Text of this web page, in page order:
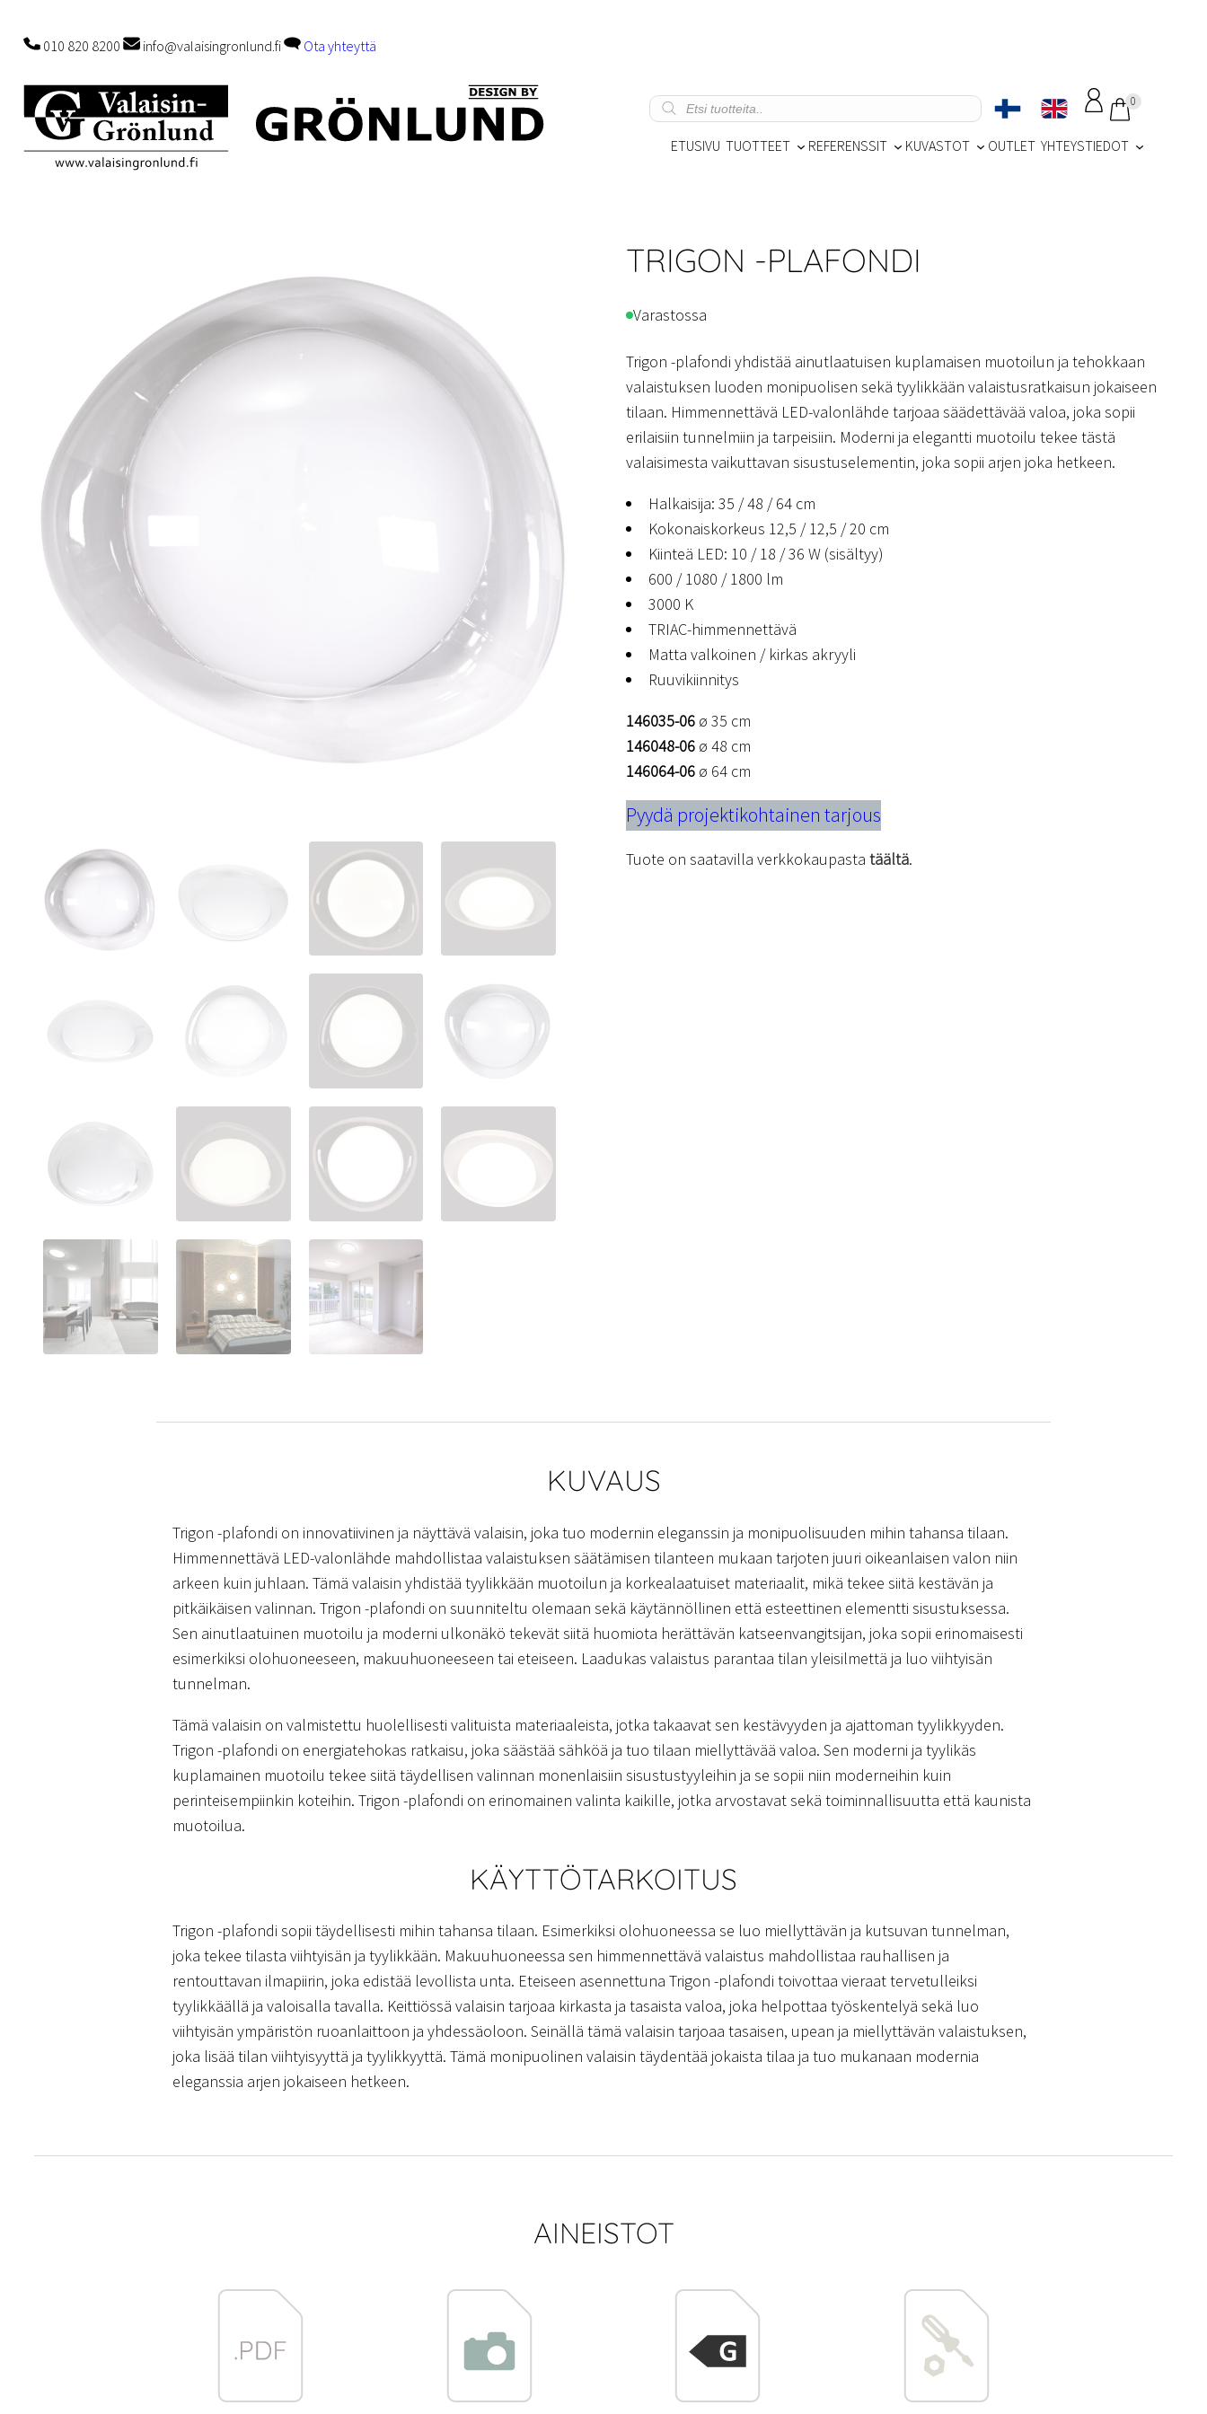
010 820 8200 info@valaisingronlund.fi Ota yhteyttä
Products
search
0
ETUSIVU TUOTTEET REFERENSSIT KUVASTOT OUTLET YHTEYSTIEDOT
TRIGON -PLAFONDI
Varastossa
Trigon -plafondi yhdistää ainutlaatuisen kuplamaisen muotoilun ja tehokkaan
valaistuksen luoden monipuolisen sekä tyylikkään valaistusratkaisun jokaiseen
tilaan. Himmennettävä LED-valonlähde tarjoaa säädettävää valoa, joka sopii
erilaisiin tunnelmiin ja tarpeisiin. Moderni ja elegantti muotoilu tekee tästä
valaisimesta vaikuttavan sisustuselementin, joka sopii arjen joka hetkeen.
Halkaisija: 35 / 48 / 64 cm
Kokonaiskorkeus 12,5 / 12,5 / 20 cm
Kiinteä LED: 10 / 18 / 36 W (sisältyy)
600 / 1080 / 1800 lm
3000 K
TRIAC-himmennettävä
Matta valkoinen / kirkas akryyli
Ruuvikiinnitys
146035-06 ø 35 cm
146048-06 ø 48 cm
146064-06 ø 64 cm
Pyydä projektikohtainen tarjous
Tuote on saatavilla verkkokaupastatäältä.
KUVAUS
Trigon -plafondi on innovatiivinen ja näyttävä valaisin, joka tuo modernin eleganssin ja monipuolisuuden mihin tahansa tilaan.
Himmennettävä LED-valonlähde mahdollistaa valaistuksen säätämisen tilanteen mukaan tarjoten juuri oikeanlaisen valon niin
arkeen kuin juhlaan. Tämä valaisin yhdistää tyylikkään muotoilun ja korkealaatuiset materiaalit, mikä tekee siitä kestävän ja
pitkäikäisen valinnan. Trigon -plafondi on suunniteltu olemaan sekä käytännöllinen että esteettinen elementti sisustuksessa.
Sen ainutlaatuinen muotoilu ja moderni ulkonäkö tekevät siitä huomiota herättävän katseenvangitsijan, joka sopii erinomaisesti
esimerkiksi olohuoneeseen, makuuhuoneeseen tai eteiseen. Laadukas valaistus parantaa tilan yleisilmettä ja luo viihtyisän
tunnelman.
Tämä valaisin on valmistettu huolellisesti valituista materiaaleista, jotka takaavat sen kestävyyden ja ajattoman tyylikkyyden.
Trigon -plafondi on energiatehokas ratkaisu, joka säästää sähköä ja tuo tilaan miellyttävää valoa. Sen moderni ja tyylikäs
kuplamainen muotoilu tekee siitä täydellisen valinnan monenlaisiin sisustustyyleihin ja se sopii niin moderneihin kuin
perinteisempiinkin koteihin. Trigon -plafondi on erinomainen valinta kaikille, jotka arvostavat sekä toiminnallisuutta että kaunista
muotoilua.
KÄYTTÖTARKOITUS
Trigon -plafondi sopii täydellisesti mihin tahansa tilaan. Esimerkiksi olohuoneessa se luo miellyttävän ja kutsuvan tunnelman,
joka tekee tilasta viihtyisän ja tyylikkään. Makuuhuoneessa sen himmennettävä valaistus mahdollistaa rauhallisen ja
rentouttavan ilmapiirin, joka edistää levollista unta. Eteiseen asennettuna Trigon -plafondi toivottaa vieraat tervetulleiksi
tyylikkäällä ja valoisalla tavalla. Keittiössä valaisin tarjoaa kirkasta ja tasaista valoa, joka helpottaa työskentelyä sekä luo
viihtyisän ympäristön ruoanlaittoon ja yhdessäoloon. Seinällä tämä valaisin tarjoaa tasaisen, upean ja miellyttävän valaistuksen,
joka lisää tilan viihtyisyyttä ja tyylikkyyttä. Tämä monipuolinen valaisin täydentää jokaista tilaa ja tuo mukanaan modernia
eleganssia arjen jokaiseen hetkeen.
AINEISTOT